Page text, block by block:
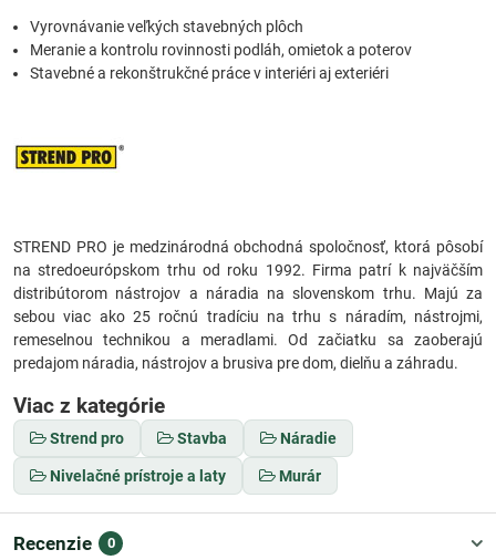
Vyrovnávanie veľkých stavebných plôch
Meranie a kontrolu rovinnosti podláh, omietok a poterov
Stavebné a rekonštrukčné práce v interiéri aj exteriéri
STREND PRO je medzinárodná obchodná spoločnosť, ktorá pôsobí
na stredoeurópskom trhu od roku 1992. Firma patrí k najväčším
distribútorom nástrojov a náradia na slovenskom trhu. Majú za
sebou viac ako 25 ročnú tradíciu na trhu s náradím, nástrojmi,
remeselnou technikou a meradlami. Od začiatku sa zaoberajú
predajom náradia, nástrojov a brusiva pre dom, dielňu a záhradu.
Viac z kategórie
Strend pro Stavba Náradie
Nivelačné prístroje a laty Murár
Recenzie 0